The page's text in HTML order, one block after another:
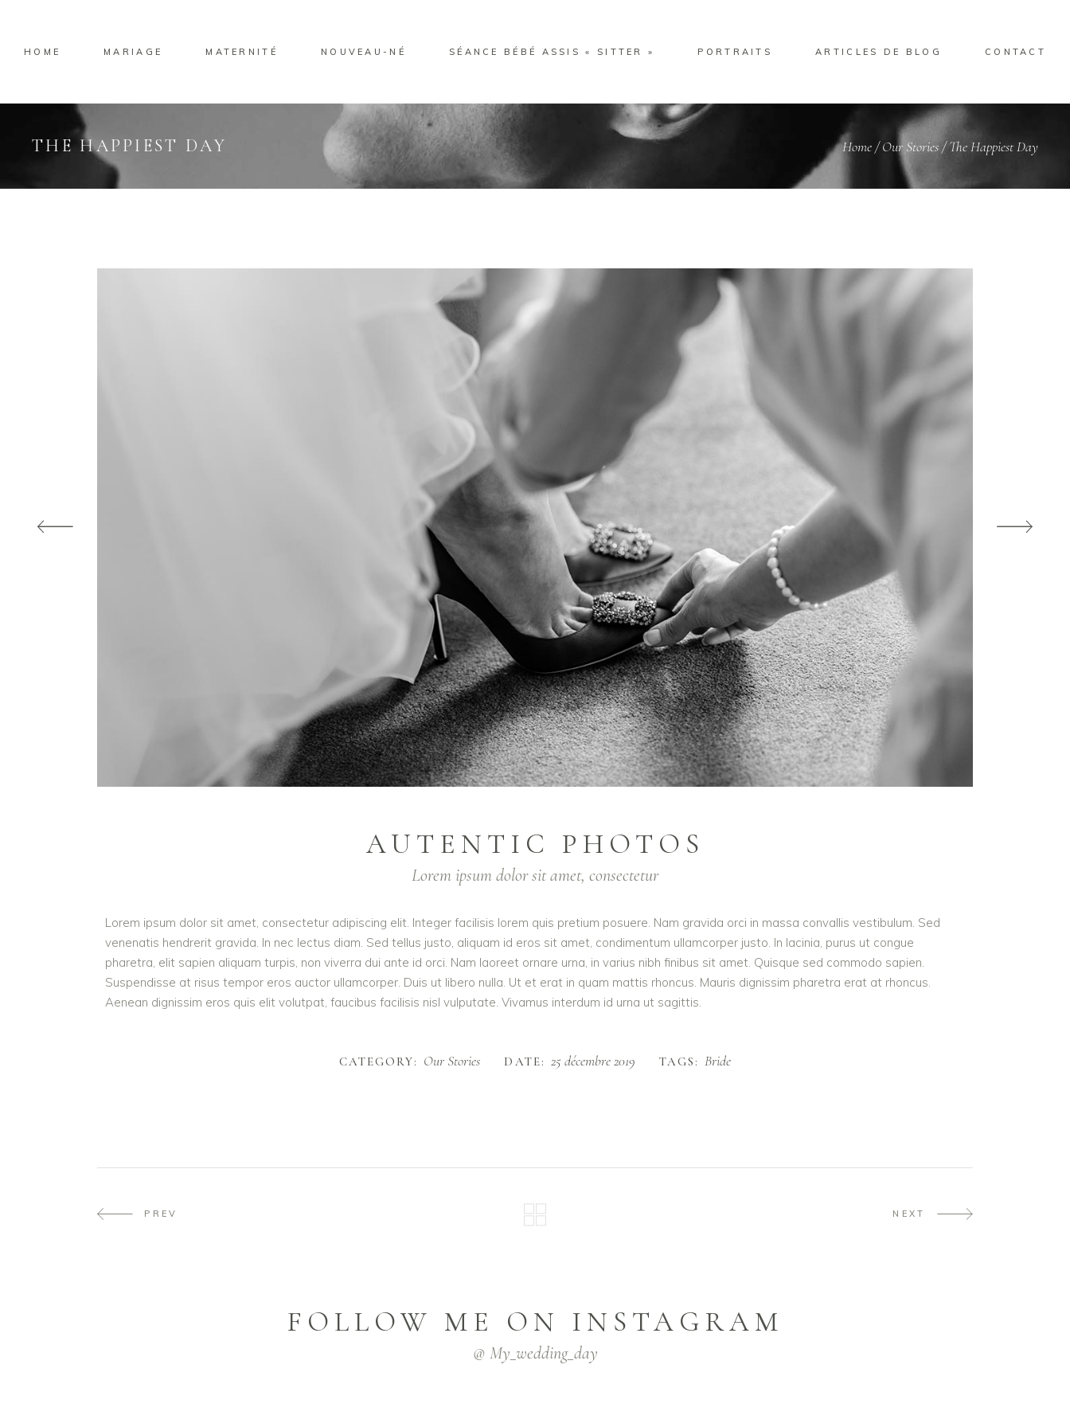
HOME MARIAGE MATERNITÉ NOUVEAU-NÉ SÉANCE BÉBÉ ASSIS « SITTER » PORTRAITS ARTICLES DE BLOG CONTACT
THE HAPPIEST DAY Home/Our Stories/The Happiest Day
AUTENTIC PHOTOS
Lorem ipsum dolor sit amet, consectetur
Lorem ipsum dolor sit amet, consectetur adipiscing elit. Integer facilisis lorem quis pretium posuere. Nam gravida orci in massa convallis vestibulum. Sed
venenatis hendrerit gravida. In nec lectus diam. Sed tellus justo, aliquam id eros sit amet, condimentum ullamcorper justo. In lacinia, purus ut congue
pharetra, elit sapien aliquam turpis, non viverra dui ante id orci. Nam laoreet ornare urna, in varius nibh finibus sit amet. Quisque sed commodo sapien.
Suspendisse at risus tempor eros auctor ullamcorper. Duis ut libero nulla. Ut et erat in quam mattis rhoncus. Mauris dignissim pharetra erat at rhoncus.
Aenean dignissim eros quis elit volutpat, faucibus facilisis nisl vulputate. Vivamus interdum id urna ut sagittis.
CATEGORY: Our Stories DATE: 25 décembre 2019 TAGS: Bride
PREV NEXT
FOLLOW ME ON INSTAGRAM
@ My_wedding_day